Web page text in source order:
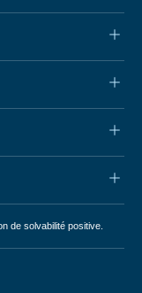
de solvabilité positive.